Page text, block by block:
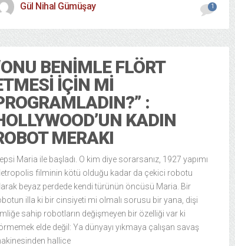
Gül Nihal Gümüşay 1
BENIMLE FLÖRT
İÇIN MI
:
KADIN
MERAKI
Maria ile başladı. O kim diye sorarsanız, 1927 yapımı
filminin kötü olduğu kadar da çekici robotu
beyaz perdede kendi türünün öncüsü Maria. Bir
illa ki bir cinsiyeti mi olmalı sorusu bir yana, dişi
sahip robotların değişmeyen bir özelliği var ki
elde değil: Ya dünyayı yıkmaya çalışan savaş
hallice